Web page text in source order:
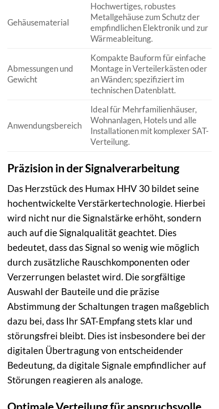
Gehäusematerial
Hochwertiges, robustes
Metallgehäuse zum Schutz der
empfindlichen Elektronik und zur
Wärmeableitung.
Abmessungen und
Gewicht
Kompakte Bauform für einfache
Montage in Verteilerkästen oder
an Wänden; spezifiziert im
technischen Datenblatt.
Anwendungsbereich
Ideal für Mehrfamilienhäuser,
Wohnanlagen, Hotels und alle
Installationen mit komplexer SAT-
Verteilung.
Präzision in der Signalverarbeitung
Das Herzstück des Humax HHV 30 bildet seine
hochentwickelte Verstärkertechnologie. Hierbei
wird nicht nur die Signalstärke erhöht, sondern
auch auf die Signalqualität geachtet. Dies
bedeutet, dass das Signal so wenig wie möglich
durch zusätzliche Rauschkomponenten oder
Verzerrungen belastet wird. Die sorgfältige
Auswahl der Bauteile und die präzise
Abstimmung der Schaltungen tragen maßgeblich
dazu bei, dass Ihr SAT-Empfang stets klar und
störungsfrei bleibt. Dies ist insbesondere bei der
digitalen Übertragung von entscheidender
Bedeutung, da digitale Signale empfindlicher auf
Störungen reagieren als analoge.